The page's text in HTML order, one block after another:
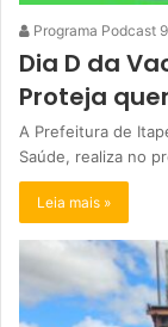
Programa Podcast
Dia D da
Proteja
A Prefeitura de
Saúde, realiza no
Leia mais »